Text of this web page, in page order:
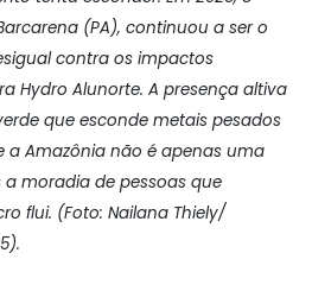
(PA), continuou a ser o
contra os impactos
Hydro Alunorte. A presença altiva
que esconde metais pesados
a Amazônia não é apenas uma
moradia de pessoas que
flui. (Foto: Nailana Thiely/